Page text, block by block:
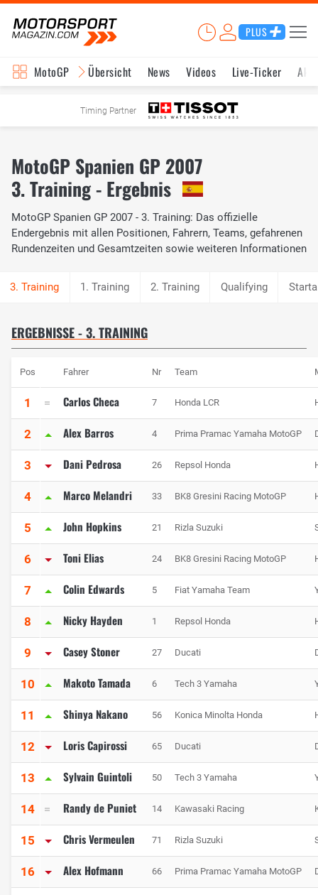
PLUS
MotoGP Übersicht News Videos Live-Ticker
Timing Partner
MotoGP Spanien GP 2007
3. Training - Ergebnis
MotoGP Spanien GP 2007 - 3. Training: Das offizielle
Endergebnis mit allen Positionen, Fahrern, Teams, gefahrenen
Rundenzeiten und Gesamtzeiten sowie weiteren Informationen
1. Training 2. Training Qualifying
ERGEBNISSE - 3. TRAINING
Pos Fahrer Nr Team
1 Carlos Checa 7 Honda LCR
2 Alex Barros 4 Prima Pramac Yamaha MotoGP
3 Dani Pedrosa 26 Repsol Honda
4 Marco Melandri 33 BK8 Gresini Racing MotoGP
5 John Hopkins 21 Rizla Suzuki
6 Toni Elias 24 BK8 Gresini Racing MotoGP
7 Colin Edwards 5 Fiat Yamaha Team
8 Nicky Hayden 1 Repsol Honda
9 Casey Stoner 27 Ducati
10 Makoto Tamada 6 Tech 3 Yamaha
11 Shinya Nakano 56 Konica Minolta Honda
12 Loris Capirossi 65 Ducati
13 Sylvain Guintoli 50 Tech 3 Yamaha
14 Randy de Puniet 14 Kawasaki Racing
15 Chris Vermeulen 71 Rizla Suzuki
16 Alex Hofmann 66 Prima Pramac Yamaha MotoGP